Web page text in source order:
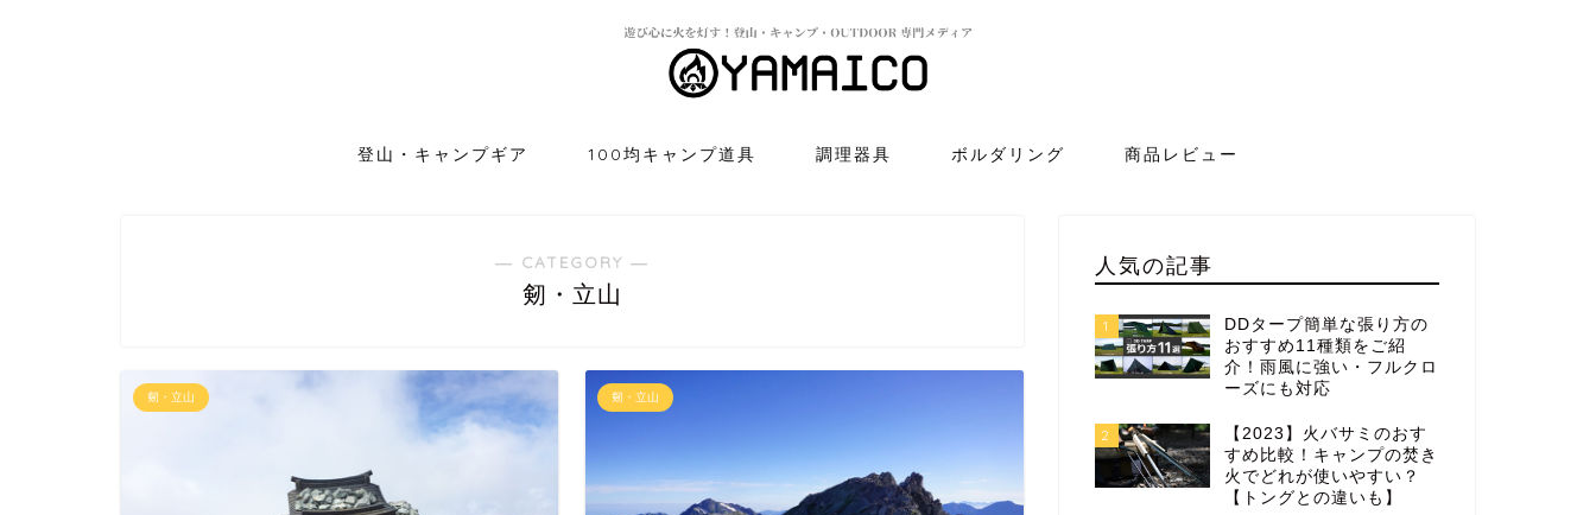
登山・キャンプギア 100均キャンプ道具 調理器具 ボルダリング 商品レビュー
― CATEGORY ―
剱・立山
剱・立山 剱・立山
人気の記事
1
DDタープ簡単な張り方の
おすすめ11種類をご紹
介！雨風に強い・フルクロ
ーズにも対応
2
【2023】火バサミのおす
すめ比較！キャンプの焚き
火でどれが使いやすい？
【トングとの違いも】